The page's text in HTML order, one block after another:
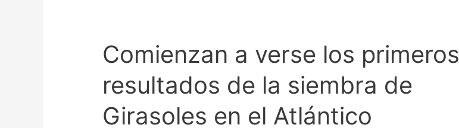
Comienzan a verse los primeros
resultados de la siembra de
Girasoles en el Atlántico